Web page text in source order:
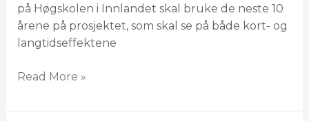
på Høgskolen i Innlandet skal bruke de neste 10
årene på prosjektet, som skal se på både kort- og
langtidseffektene
Read More »